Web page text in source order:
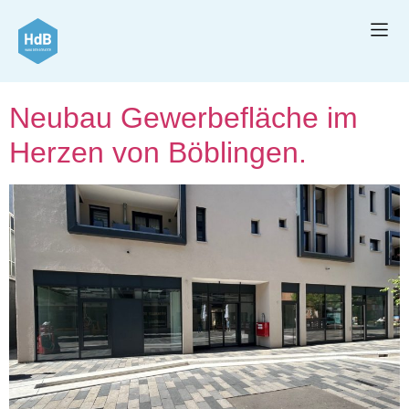
Makler:
Schneider
Neubau Gewerbefläche im
Herzen von Böblingen.